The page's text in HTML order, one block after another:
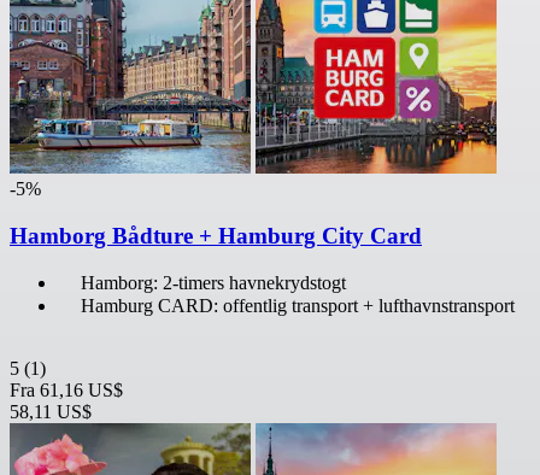
-5%
Hamborg Bådture + Hamburg City Card
Hamborg: 2-timers havnekrydstogt
Hamburg CARD: offentlig transport + lufthavnstransport
5 (1)
Fra 61,16 US$
58,11 US$